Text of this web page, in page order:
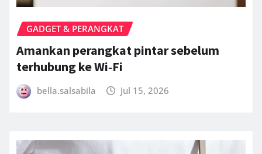
GADGET & PERANGKAT
Amankan perangkat pintar sebelum
terhubung ke Wi‑Fi
bella.salsabila Jul 15, 2026